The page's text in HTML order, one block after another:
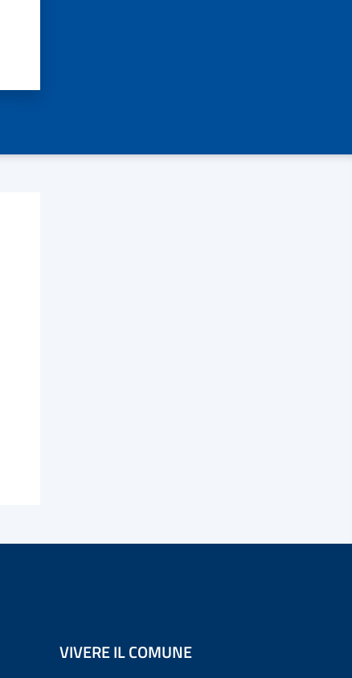
VIVERE IL COMUNE